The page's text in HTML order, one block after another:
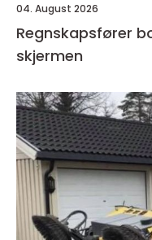
04. August 2026
Regnskapsfører bodø mer enn
skjermen